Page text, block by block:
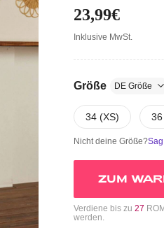
23,99€
Inklusive MwSt.
Größe DE Größe
34 (XS)
Nicht deine Größe?
ZUM
Verdiene bis zu 27
werden.